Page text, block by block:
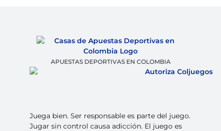
APUESTAS DEPORTIVAS EN COLOMBIA
Juega bien. Ser responsable es parte del juego.
Jugar sin control causa adicción. El juego es